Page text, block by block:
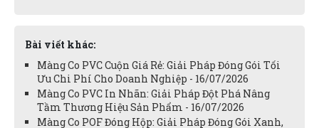
Bài viết khác:
Màng Co PVC Cuộn Giá Rẻ: Giải Pháp Đóng Gói Tối
Ưu Chi Phí Cho Doanh Nghiệp - 16/07/2026
Màng Co PVC In Nhãn: Giải Pháp Đột Phá Nâng
Tầm Thương Hiệu Sản Phẩm - 16/07/2026
Màng Co POF Đóng Hộp: Giải Pháp Đóng Gói Xanh,